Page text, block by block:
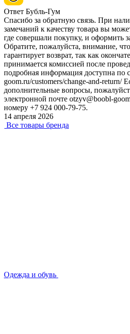
Ответ Бубль-Гум
Спасибо за обратную связь. При
замечаний к качеству товара вы
где совершали покупку, и оформить
Обратите, пожалуйста, внимание,
гарантирует возврат, так как
принимается комиссией после
подробная информация доступна по
goom.ru/customers/change-and-return/
дополнительные вопросы,
электронной почте otzyv@boobl-
номеру +7 924 000-79-75.
14 апреля 2026
Все товары бренда
Одежда и обувь